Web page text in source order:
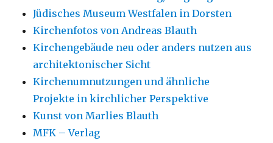
Jüdisches Museum Westfalen in Dorsten
Kirchenfotos von Andreas Blauth
Kirchengebäude neu oder anders nutzen aus
architektonischer Sicht
Kirchenumnutzungen und ähnliche
Projekte in kirchlicher Perspektive
Kunst von Marlies Blauth
MFK – Verlag